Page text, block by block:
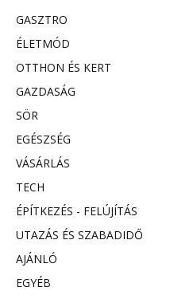
GASZTRO
ÉLETMÓD
OTTHON ÉS KERT
GAZDASÁG
SÖR
EGÉSZSÉG
VÁSÁRLÁS
TECH
ÉPÍTKEZÉS - FELÚJÍTÁS
UTAZÁS ÉS SZABADIDŐ
AJÁNLÓ
EGYÉB